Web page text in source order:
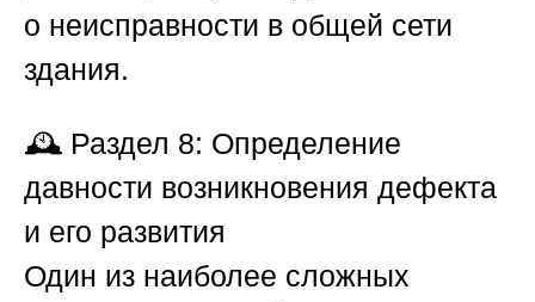
о неисправности в общей сети
здания.
🕰️ Раздел 8: Определение
давности возникновения дефекта
и его развития
Один из наиболее сложных